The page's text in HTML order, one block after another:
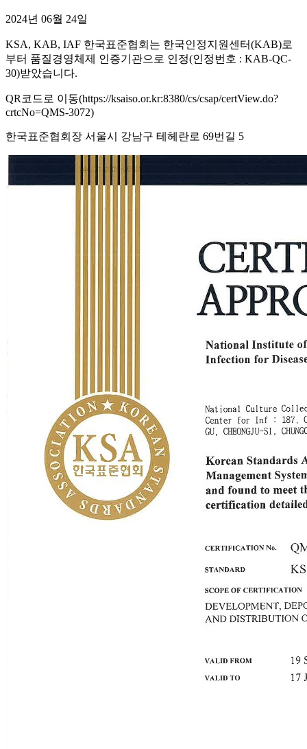
2024년 06월 24일
KSA, KAB, IAF 한국표준협회는 한국인정지원센터(KAB)로
부터 품질경영체제 인증기관으로 인정(인정번호 : KAB-QC-
30)받았습니다.
QR코드로 이동(https://ksaiso.or.kr:8380/cs/csap/certView.do?
crtcNo=QMS-3072)
한국표준협회장 서울시 강남구 테헤란로 69번길 5